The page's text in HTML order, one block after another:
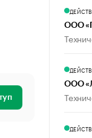
ООО
ООО